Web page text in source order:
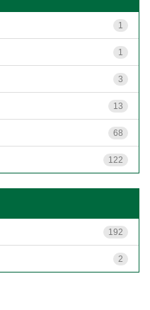
1
1
3
13
68
122
192
2